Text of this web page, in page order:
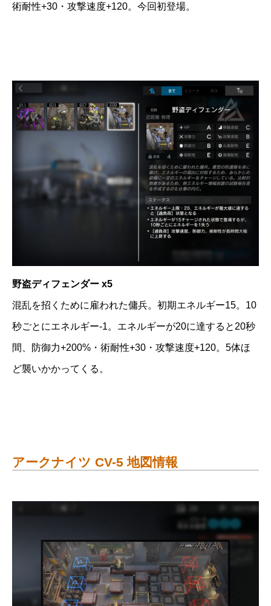
術耐性+30・攻撃速度+120。今回初登場。
野盗ディフェンダー x5
混乱を招くために雇われた傭兵。初期エネルギー15。10
秒ごとにエネルギー-1。エネルギーが20に達すると20秒
間、防御力+200%・術耐性+30・攻撃速度+120。5体ほ
ど襲いかかってくる。
アークナイツ CV-5 地図情報